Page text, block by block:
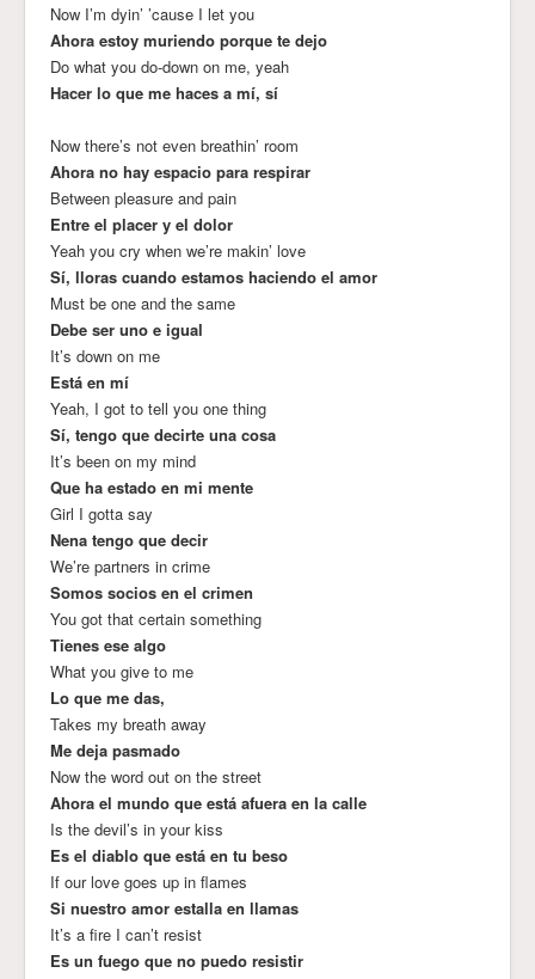
Now I’m dyin’ ’cause I let you
Ahora estoy muriendo porque te dejo
Do what you do-down on me, yeah
Hacer lo que me haces a mí, sí
Now there’s not even breathin’ room
Ahora no hay espacio para respirar
Between pleasure and pain
Entre el placer y el dolor
Yeah you cry when we’re makin’ love
Sí, lloras cuando estamos haciendo el amor
Must be one and the same
Debe ser uno e igual
It’s down on me
Está en mí
Yeah, I got to tell you one thing
Sí, tengo que decirte una cosa
It’s been on my mind
Que ha estado en mi mente
Girl I gotta say
Nena tengo que decir
We’re partners in crime
Somos socios en el crimen
You got that certain something
Tienes ese algo
What you give to me
Lo que me das,
Takes my breath away
Me deja pasmado
Now the word out on the street
Ahora el mundo que está afuera en la calle
Is the devil’s in your kiss
Es el diablo que está en tu beso
If our love goes up in flames
Si nuestro amor estalla en llamas
It’s a fire I can’t resist
Es un fuego que no puedo resistir